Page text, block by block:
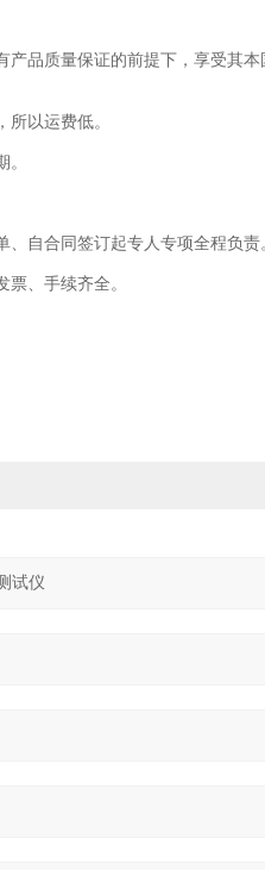
质量保证的前提下，享受其本
以运费低。
自合同签订起专人专项全程负责
、手续齐全。